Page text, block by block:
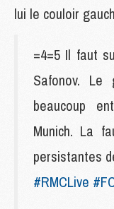
lui le couloir
=4=5 Il faut
Safonov.
beaucoup
Munich. La
persistantes
#RMCLive